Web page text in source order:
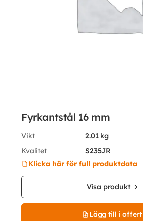
Fyrkantstål 16 mm
Vikt
2.01 kg
Kvalitet
S235JR
Klicka här för full produktdata
Visa produkt
Lägg till i offert